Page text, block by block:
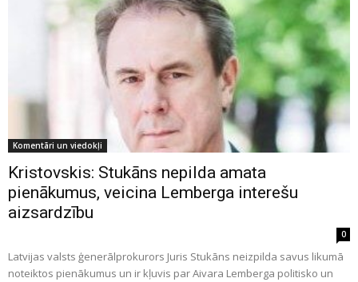
Komentāri un viedokļi
Kristovskis: Stukāns nepilda amata
pienākumus, veicina Lemberga interešu
aizsardzību
0
Latvijas valsts ģenerālprokurors Juris Stukāns neizpilda savus likumā
noteiktos pienākumus un ir kļuvis par Aivara Lemberga politisko un